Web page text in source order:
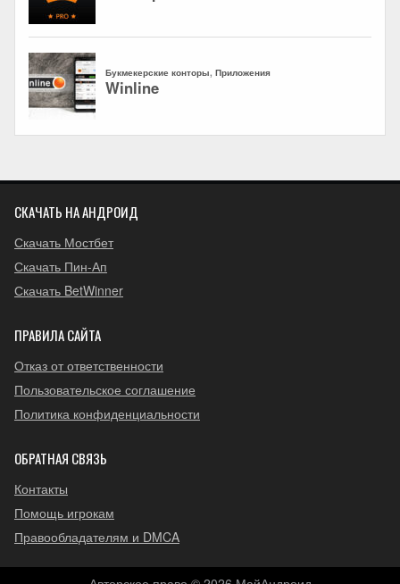
СКАЧАТЬ НА АНДРОИД
Скачать Мостбет
Скачать Пин-Ап
Скачать BetWinner
ПРАВИЛА САЙТА
Отказ от ответственности
Пользовательское соглашение
Политика конфиденциальности
ОБРАТНАЯ СВЯЗЬ
Контакты
Помощь игрокам
Правообладателям и DMCA